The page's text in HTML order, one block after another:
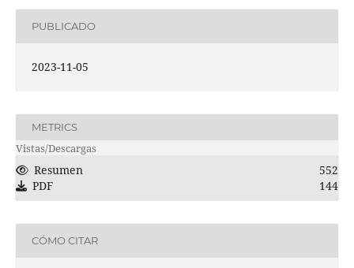
PUBLICADO
2023-11-05
METRICS
Vistas/Descargas
Resumen
552
PDF
144
CÓMO CITAR